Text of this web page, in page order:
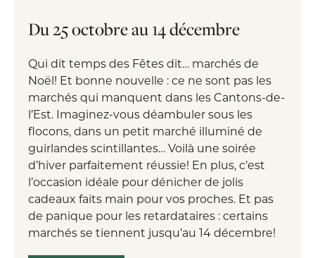
Du 25 octobre au 14 décembre
Qui dit temps des Fêtes dit… marchés de
Noël! Et bonne nouvelle : ce ne sont pas les
marchés qui manquent dans les Cantons-de-
l’Est. Imaginez-vous déambuler sous les
flocons, dans un petit marché illuminé de
guirlandes scintillantes… Voilà une soirée
d’hiver parfaitement réussie! En plus, c’est
l’occasion idéale pour dénicher de jolis
cadeaux faits main pour vos proches. Et pas
de panique pour les retardataires : certains
marchés se tiennent jusqu’au 14 décembre!